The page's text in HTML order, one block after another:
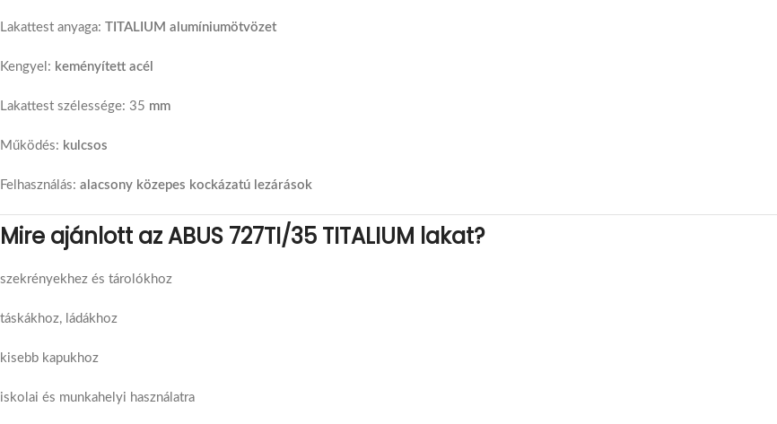
Lakattest anyaga: TITALIUM alumíniumötvözet
Kengyel: keményített acél
Lakattest szélessége: 35 mm
Működés: kulcsos
Felhasználás: alacsony közepes kockázatú lezárások
Mire ajánlott az ABUS 727TI/35 TITALIUM lakat?
szekrényekhez és tárolókhoz
táskákhoz, ládákhoz
kisebb kapukhoz
iskolai és munkahelyi használatra